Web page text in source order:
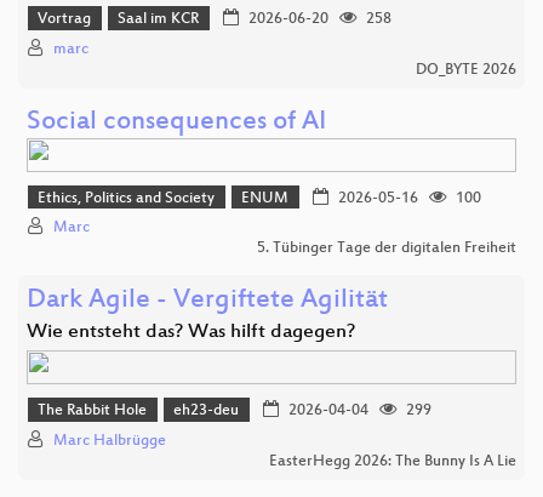
Vortrag Saal im KCR 2026-06-20
258
marc
DO_BYTE 2026
Social consequences of AI
Ethics, Politics and Society ENUM 2026-05-16
100
Marc
5. Tübinger Tage der digitalen Freiheit
Dark Agile - Vergiftete Agilität
Wie entsteht das? Was hilft dagegen?
The Rabbit Hole eh23-deu 2026-04-04
299
Marc Halbrügge
EasterHegg 2026: The Bunny Is A Lie